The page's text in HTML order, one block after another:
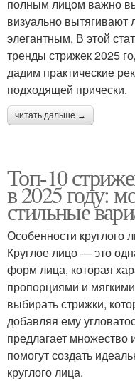
полным лицом важно
визуально вытягивают
элегантным. В этой
тренды стрижек 2025
дадим практические
подходящей прически.
читать дальше →
Топ-10
в 2025 году:
стильные
Особенности круглого
Круглое лицо — это
форм лица, которая
пропорциями и
выбирать стрижки,
добавляя ему
предлагает множество
помогут создать
круглого лица.